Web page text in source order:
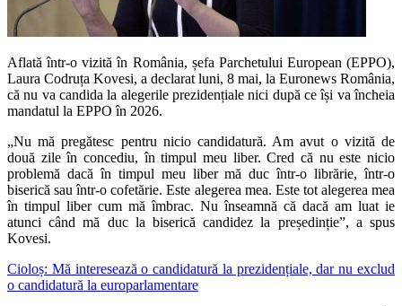
Aflată într-o vizită în România, șefa Parchetului European (EPPO),
Laura Codruța Kovesi, a declarat luni, 8 mai, la Euronews România,
că nu va candida la alegerile prezidențiale nici după ce își va încheia
mandatul la EPPO în 2026.
„Nu mă pregătesc pentru nicio candidatură. Am avut o vizită de
două zile în concediu, în timpul meu liber. Cred că nu este nicio
problemă dacă în timpul meu liber mă duc într-o librărie, într-o
biserică sau într-o cofetărie. Este alegerea mea. Este tot alegerea mea
în timpul liber cum mă îmbrac. Nu înseamnă că dacă am luat ie
atunci când mă duc la biserică candidez la președinție”, a spus
Kovesi.
Cioloș: Mă interesează o candidatură la prezidențiale, dar nu exclud
o candidatură la europarlamentare